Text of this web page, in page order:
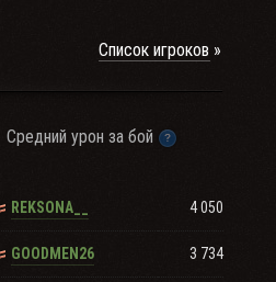
Список игроков
Средний урон за бой
REKSONA__ 4 050
GOODMEN26 3 734